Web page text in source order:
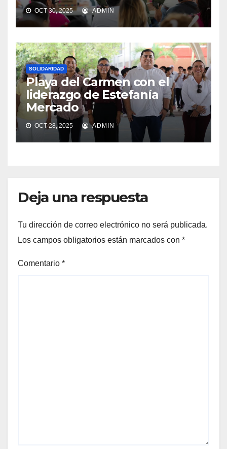
OCT 30, 2025 ADMIN
SOLIDARIDAD
Playa del Carmen con el
liderazgo de Estefanía
Mercado
OCT 28, 2025 ADMIN
Deja una respuesta
Tu dirección de correo electrónico no será publicada.
Los campos obligatorios están marcados con *
Comentario *